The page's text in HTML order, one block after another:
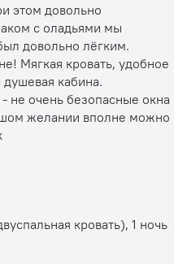
этом довольно
с оладьями мы
довольно лёгким.
Мягкая кровать, удобное
кабина.
не очень безопасные окна
желании вполне можно
кровать), 1 ночь